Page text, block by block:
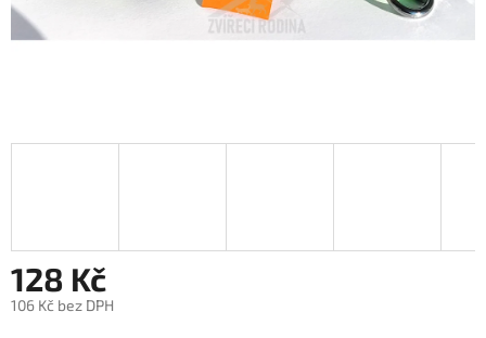
128 Kč
106 Kč bez DPH